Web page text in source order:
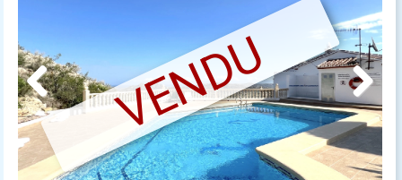
Contact
VENDU
Previous Next